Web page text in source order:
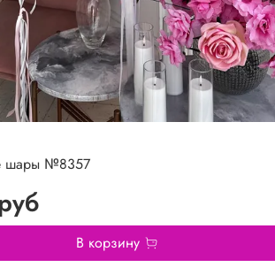
шары №8357
В корзину